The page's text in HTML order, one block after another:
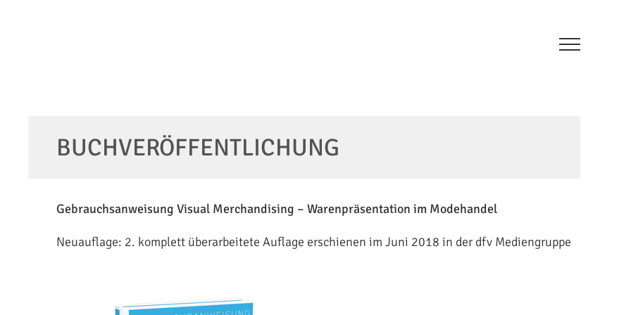
BUCH­VERÖFFENT­LICHUNG
Gebrauchsanweisung Visual Merchandising – Warenpräsentation im Modehandel
Neuauflage: 2. komplett überarbeitete Auflage erschienen im Juni 2018 in der dfv Mediengruppe